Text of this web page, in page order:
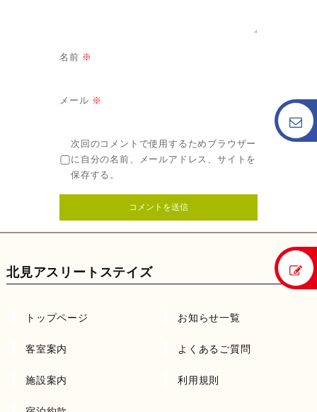
名前 ※
メール ※
次回のコメントで使用するためブラウザー
に自分の名前、メールアドレス、サイトを
保存する。
北見アスリートステイズ
トップページ お知らせ一覧
客室案内 よくあるご質問
施設案内 利用規則